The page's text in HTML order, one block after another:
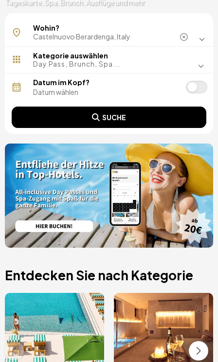
Tageskarte, Spa, Brunch, Ausflüge und mehr
Wohin?
Kategorie auswählen
Day Pass, Brunch, Spa...
Datum im Kopf?
SUCHE
Entdecken Sie nach Kategorie